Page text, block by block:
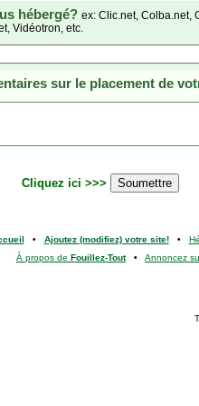
hébergé? ex: Clic.net, Colba.net,
Vidéotron, etc.
sur le placement de
Cliquez ici >>>
• Ajoutez (modifiez) votre site!•
À propos de Fouillez-Tout• Annoncez